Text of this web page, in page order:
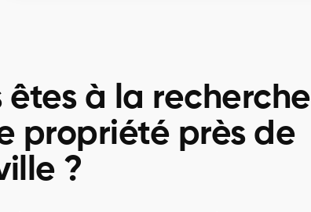
êtes à la recherche
propriété près de
?